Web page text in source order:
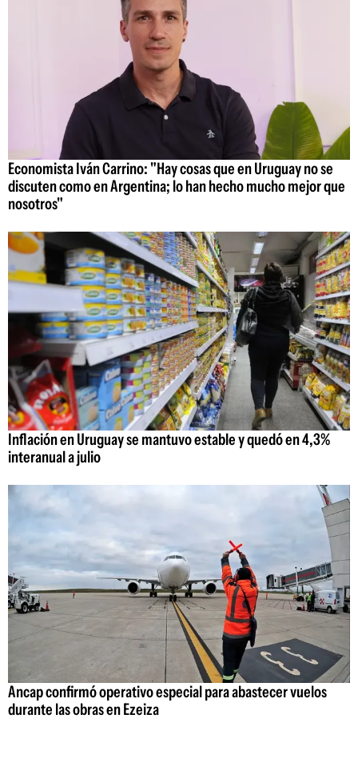
Economista Iván Carrino: "Hay cosas que en Uruguay no se
discuten como en Argentina; lo han hecho mucho mejor que
nosotros"
Inflación en Uruguay se mantuvo estable y quedó en 4,3%
interanual a julio
Ancap confirmó operativo especial para abastecer vuelos
durante las obras en Ezeiza